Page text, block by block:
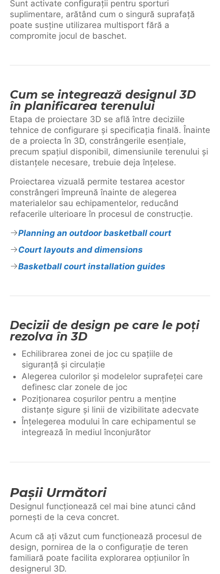
Sunt activate configurații pentru sporturi
suplimentare, arătând cum o singură suprafață
poate susține utilizarea multisport fără a
compromite jocul de baschet.
Cum se integrează designul 3D
în planificarea terenului
Etapa de proiectare 3D se află între deciziile
tehnice de configurare și specificația finală. Înainte
de a proiecta în 3D, constrângerile esențiale,
precum spațiul disponibil, dimensiunile terenului și
distanțele necesare, trebuie deja înțelese.
Proiectarea vizuală permite testarea acestor
constrângeri împreună înainte de alegerea
materialelor sau echipamentelor, reducând
refacerile ulterioare în procesul de construcție.
Planning an outdoor basketball court
Court layouts and dimensions
Basketball court installation guides
Decizii de design pe care le poți
rezolva în 3D
Echilibrarea zonei de joc cu spațiile de
siguranță și circulație
Alegerea culorilor și modelelor suprafeței care
definesc clar zonele de joc
Poziționarea coșurilor pentru a menține
distanțe sigure și linii de vizibilitate adecvate
Înțelegerea modului în care echipamentul se
integrează în mediul înconjurător
Pașii Următori
Designul funcționează cel mai bine atunci când
pornești de la ceva concret.
Acum că ați văzut cum funcționează procesul de
design, pornirea de la o configurație de teren
familiară poate facilita explorarea opțiunilor în
designerul 3D.